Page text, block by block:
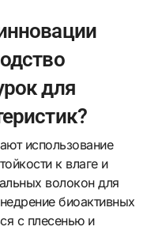
для
использование
к влаге и
волокон для
биоактивных
с плесенью и